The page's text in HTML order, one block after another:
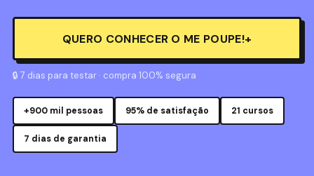
QUERO CONHECER O ME POUPE!+
🔒 7 dias para testar · compra 100% segura
+900 mil pessoas 95% de satisfação 21 cursos
7 dias de garantia